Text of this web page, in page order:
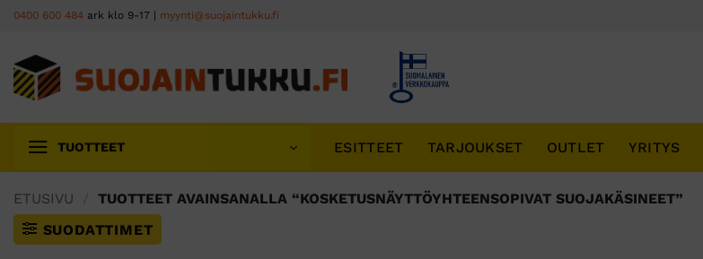
Skip
content
0400 600 484 ark klo 9-17 | myynti@suojaintukku.fi
TUOTTEET ESITTEET TARJOUKSET OUTLET YRITYS
ETUSIVU
TUOTTEET AVAINSANALLA “KOSKETUSNÄYTTÖYHTEENSOPIVAT SUOJAKÄSINEET”
SUODATTIMET